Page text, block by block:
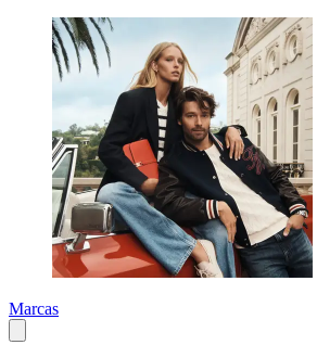
Marcas